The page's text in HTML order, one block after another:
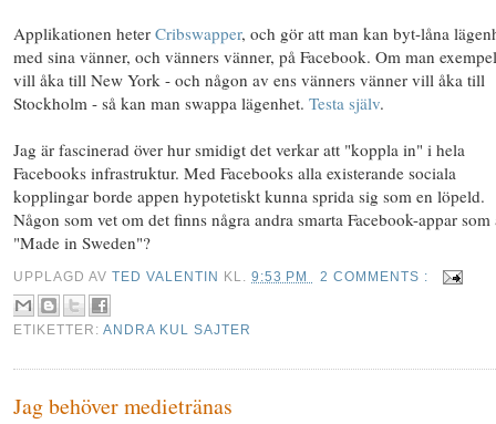
Applikationen heter Cribswapper, och gör att man kan byt-låna
med sina vänner, och vänners vänner, på Facebook. Om man
vill åka till New York - och någon av ens vänners vänner vill åka till
Stockholm - så kan man swappa lägenhet. Testa själv.
Jag är fascinerad över hur smidigt det verkar att "koppla in" i hela
Facebooks infrastruktur. Med Facebooks alla existerande sociala
kopplingar borde appen hypotetiskt kunna sprida sig som en löpeld.
Någon som vet om det finns några andra smarta Facebook-appar som
"Made in Sweden"?
UPPLAGD AVTED VALENTIN KL.9:53 PM 2 COMMENTS :
ETIKETTER:ANDRA KUL SAJTER
Jag behöver medietränas